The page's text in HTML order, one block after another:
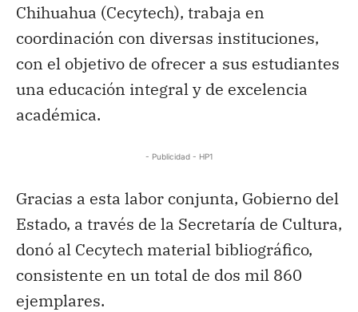
Chihuahua (Cecytech), trabaja en
coordinación con diversas instituciones,
con el objetivo de ofrecer a sus estudiantes
una educación integral y de excelencia
académica.
- Publicidad - HP1
Gracias a esta labor conjunta, Gobierno del
Estado, a través de la Secretaría de Cultura,
donó al Cecytech material bibliográfico,
consistente en un total de dos mil 860
ejemplares.